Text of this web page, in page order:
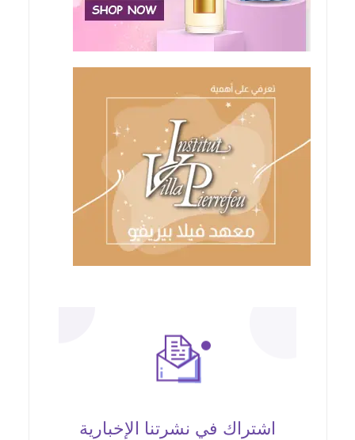
اشتراك في نشرتنا الإخبارية